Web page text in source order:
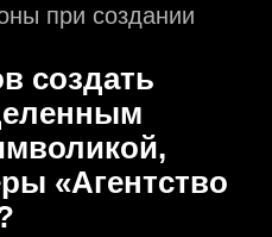
при создании
создать
«Агентство